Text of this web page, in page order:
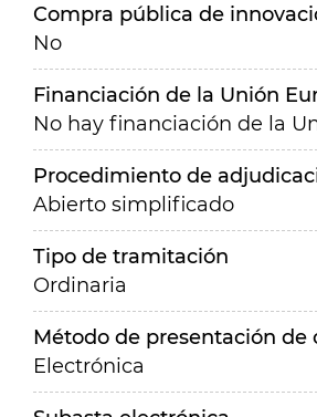
Compra pública de
No
Financiación de la Unión
No hay financiación de la
Procedimiento de
Abierto simplificado
Tipo de tramitación
Ordinaria
Método de presentación de
Electrónica